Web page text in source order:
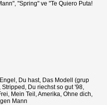
"Spring" ve "Te Quiero Puta!
Du hast, Das Modell (grup
Du riechst so gut '98,
Mein Teil, Amerika, Ohne dich,
Mann